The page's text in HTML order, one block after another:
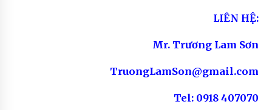
LIÊN HỆ:
Mr. Trương Lam Sơn
TruongLamSon@gmail.com
Tel: 0918 407070